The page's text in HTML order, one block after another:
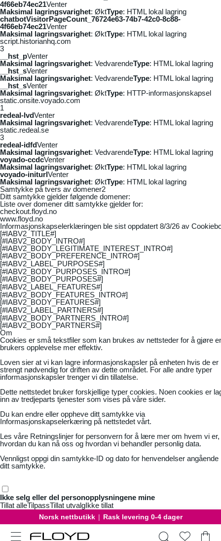
4f66eb74ec21Venter
Maksimal lagringsvarighet: ØktType: HTML lokal lagring
chatbotVisitorPageCount_76724e63-74b7-42c0-8c88-
4f66eb74ec21Venter
Maksimal lagringsvarighet: ØktType: HTML lokal lagring
script.historianhq.com
3
__hst_pVenter
Maksimal lagringsvarighet: VedvarendeType: HTML lokal lagring
__hst_sVenter
Maksimal lagringsvarighet: VedvarendeType: HTML lokal lagring
__hst_sVenter
Maksimal lagringsvarighet: ØktType: HTTP-informasjonskapsel
static.onsite.voyado.com
1
redeal-lvdVenter
Maksimal lagringsvarighet: VedvarendeType: HTML lokal lagring
static.redeal.se
3
redeal-idfdVenter
Maksimal lagringsvarighet: VedvarendeType: HTML lokal lagring
voyado-ccdcVenter
Maksimal lagringsvarighet: ØktType: HTML lokal lagring
voyado-initurlVenter
Maksimal lagringsvarighet: ØktType: HTML lokal lagring
Samtykke på tvers av domener2
Ditt samtykke gjelder følgende domener:
Liste over domener ditt samtykke gjelder for:
checkout.floyd.no
www.floyd.no
Informasjonskapselerklæringen ble sist oppdatert 8/3/26 av
[#IABV2_TITLE#]
[#IABV2_BODY_INTRO#]
[#IABV2_BODY_LEGITIMATE_INTEREST_INTRO#]
[#IABV2_BODY_PREFERENCE_INTRO#]
[#IABV2_LABEL_PURPOSES#]
[#IABV2_BODY_PURPOSES_INTRO#]
[#IABV2_BODY_PURPOSES#]
[#IABV2_LABEL_FEATURES#]
[#IABV2_BODY_FEATURES_INTRO#]
[#IABV2_BODY_FEATURES#]
[#IABV2_LABEL_PARTNERS#]
[#IABV2_BODY_PARTNERS_INTRO#]
[#IABV2_BODY_PARTNERS#]
Om
Cookies er små tekstfiler som kan brukes av nettsteder for å gjøre
brukers opplevelse mer effektiv.
Loven sier at vi kan lagre informasjonskapsler på enheten hvis de er
strengt nødvendig for driften av dette området. For alle andre typer
informasjonskapsler trenger vi din tillatelse.
Dette nettstedet bruker forskjellige typer cookies. Noen cookies er
inn av tredjeparts tjenester som vises på våre sider.
Du kan endre eller oppheve ditt samtykke via
Informasjonskapselerkæring på nettstedet vårt.
Les våre Retningslinjer for personvern for å lære mer om hvem vi er,
hvordan du kan nå oss og hvordan vi behandler personlig data.
Vennligst oppgi din samtykke-ID og dato for henvendelser angående
ditt samtykke.
Ikke selg eller del personopplysningene mine
Tillat alleTilpassTillat utvalgIkke tillat
Norsk nettbutikk | Rask levering 0-4 dager